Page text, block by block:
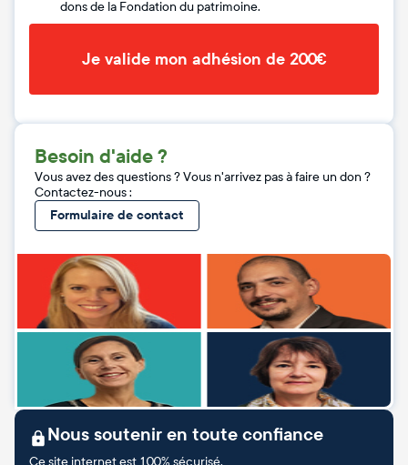
dons de la Fondation du patrimoine.
Je valide mon adhésion de 200€
Besoin d'aide ?
Vous avez des questions ? Vous n'arrivez pas à faire un don ?
Contactez-nous :
Formulaire de contact
Nous soutenir en toute confiance
Ce site internet est 100% sécurisé.